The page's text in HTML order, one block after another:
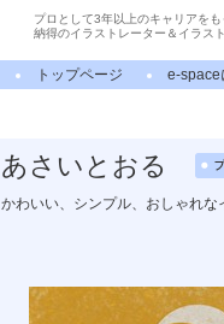
プロとして3年以上のキャリアを
納得のイラストレーター＆イラス
トップページ e-space
あさいとおる
かわいい、シンプル、おしゃれな